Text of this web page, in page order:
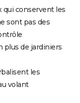
qui conservent les
sont pas des
plus de jardiniers
les
volant